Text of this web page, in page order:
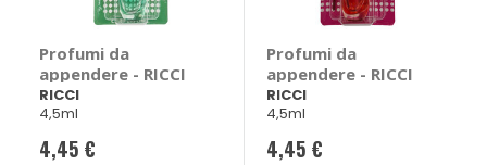
Profumi da
appendere - RICCI
RICCI
4,5ml
4,45 €
Profumi da
appendere - RICCI
RICCI
4,5ml
4,45 €